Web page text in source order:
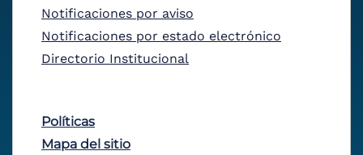
Notificaciones por aviso
Notificaciones por estado electrónico
Directorio Institucional
Políticas
Mapa del sitio